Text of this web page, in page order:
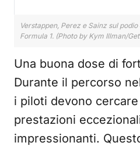
Verstappen, Perez e Sainz sul
Formula 1. (Photo by Kym Illman/
Una buona dose di
Durante il percorso
i piloti devono
prestazioni
impressionanti.